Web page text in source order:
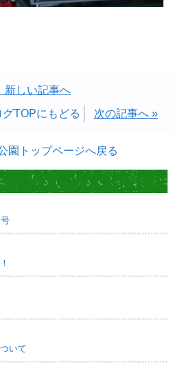
新しい記事へ
TOPにもどる
次の記事へ »
園トップページへ戻る
いて